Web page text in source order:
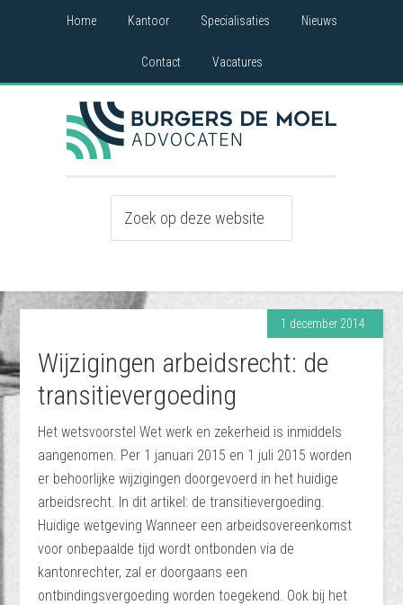
Home Kantoor Specialisaties Nieuws
Contact Vacatures
1 december 2014
Wijzigingen arbeidsrecht: de
transitievergoeding
Het wetsvoorstel Wet werk en zekerheid is inmiddels
aangenomen. Per 1 januari 2015 en 1 juli 2015 worden
er behoorlijke wijzigingen doorgevoerd in het huidige
arbeidsrecht. In dit artikel: de transitievergoeding.
Huidige wetgeving Wanneer een arbeidsovereenkomst
voor onbepaalde tijd wordt ontbonden via de
kantonrechter, zal er doorgaans een
ontbindingsvergoeding worden toegekend. Ook bij het